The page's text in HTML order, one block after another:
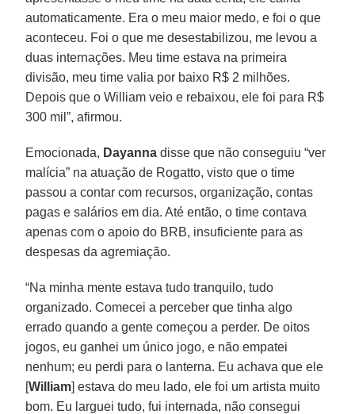
automaticamente. Era o meu maior medo, e foi o que
aconteceu. Foi o que me desestabilizou, me levou a
duas internações. Meu time estava na primeira
divisão, meu time valia por baixo R$ 2 milhões.
Depois que o William veio e rebaixou, ele foi para R$
300 mil”, afirmou.
Emocionada, Dayanna disse que não conseguiu “ver
malícia” na atuação de Rogatto, visto que o time
passou a contar com recursos, organização, contas
pagas e salários em dia. Até então, o time contava
apenas com o apoio do BRB, insuficiente para as
despesas da agremiação.
“Na minha mente estava tudo tranquilo, tudo
organizado. Comecei a perceber que tinha algo
errado quando a gente começou a perder. De oitos
jogos, eu ganhei um único jogo, e não empatei
nenhum; eu perdi para o lanterna. Eu achava que ele
[William] estava do meu lado, ele foi um artista muito
bom. Eu larguei tudo, fui internada, não consegui